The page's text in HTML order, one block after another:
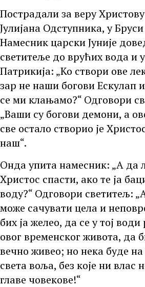
Пострадали за веру
Јулијана Одступника, у Бруси
Намесник царски Јуније
светитеље до врућих вода и
Патрикија: „Ко створи ове
зар не наши богови Ескулап
се ми клањамо?“ Одговори
„Ваши су богови демони, а
све остало створио је
наш“.
Онда упита намесник: „А да
Христос спасти, ако те ја
воду?“ Одговори светитељ:
може сачувати цела и
бих ја желео, да се у тој
овог временског живота, да
вечно живео; но нека буде
света воља, без које ни влас
главе човекове!“